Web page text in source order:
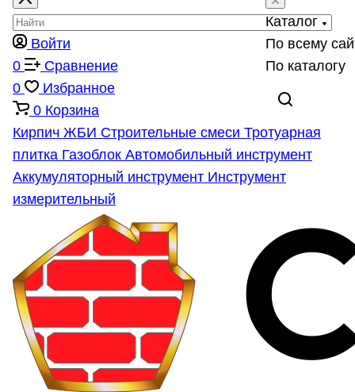
Каталог
По всему
По каталогу
Войти
0
Сравнение
0
Избранное
0 Корзина
Кирпич ЖБИ Строительные смеси Тротуарная
плитка Газоблок Автомобильный инструмент
Аккумуляторный инструмент Инструмент
измерительный